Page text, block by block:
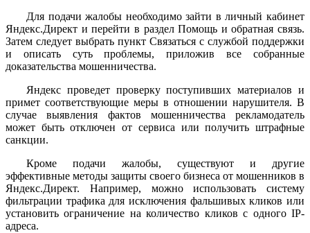
Для подачи жалобы необходимо зайти в личный кабинет
Яндекс.Директ и перейти в раздел Помощь и обратная связь.
Затем следует выбрать пункт Связаться с службой поддержки
и описать суть проблемы, приложив все собранные
доказательства мошенничества.
Яндекс проведет проверку поступивших материалов и
примет соответствующие меры в отношении нарушителя. В
случае выявления фактов мошенничества рекламодатель
может быть отключен от сервиса или получить штрафные
санкции.
Кроме подачи жалобы, существуют и другие
эффективные методы защиты своего бизнеса от мошенников в
Яндекс.Директ. Например, можно использовать систему
фильтрации трафика для исключения фальшивых кликов или
установить ограничение на количество кликов с одного IP-
адреса.